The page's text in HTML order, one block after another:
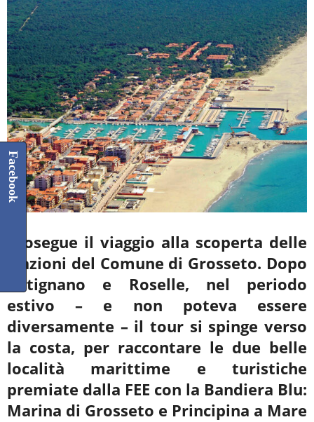
Prosegue il viaggio alla scoperta delle
frazioni del Comune di Grosseto. Dopo
Batignano e Roselle, nel periodo
estivo – e non poteva essere
diversamente – il tour si spinge verso
la costa, per raccontare le due belle
località marittime e turistiche
premiate dalla FEE con la Bandiera Blu:
Marina di Grosseto e Principina a Mare
Facebook